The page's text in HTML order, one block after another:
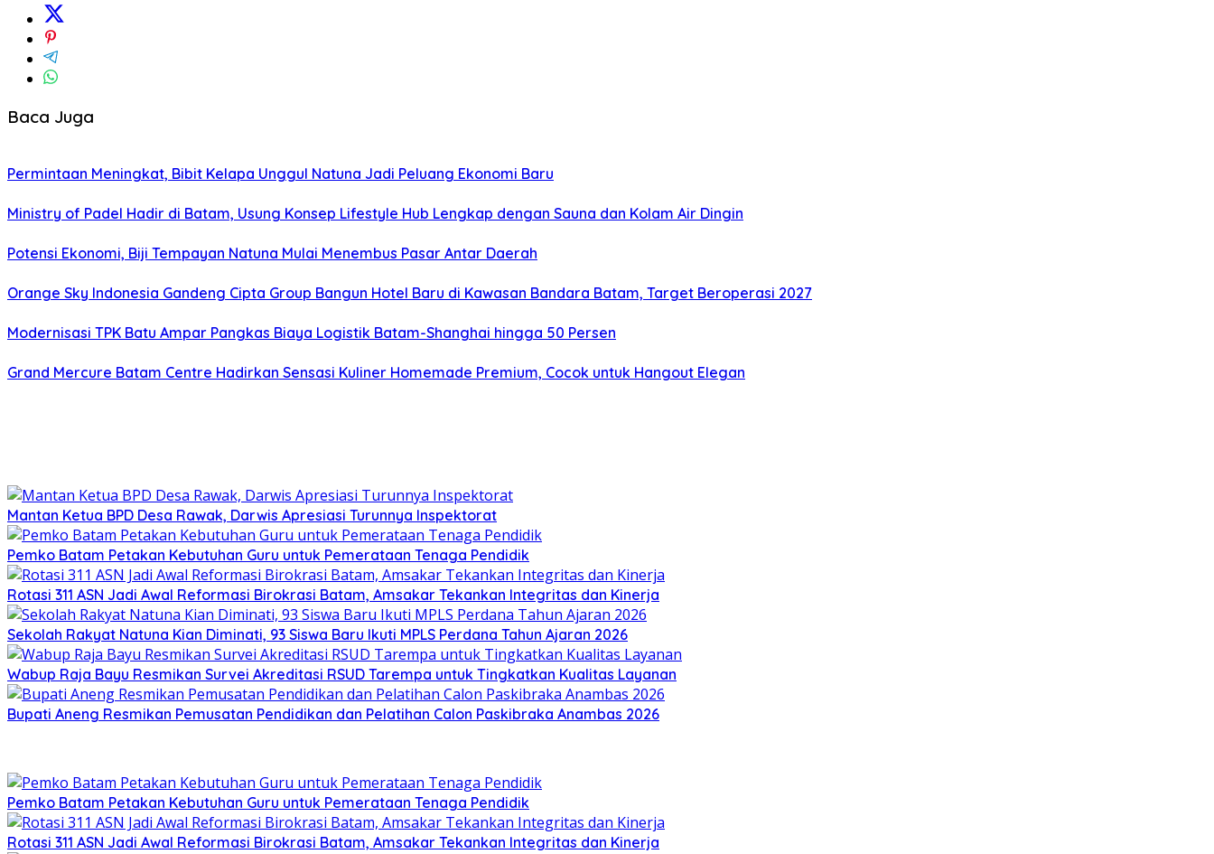
Baca Juga
Permintaan Meningkat, Bibit Kelapa Unggul Natuna Jadi Peluang Ekonomi Baru
Ministry of Padel Hadir di Batam, Usung Konsep Lifestyle Hub Lengkap dengan Sauna dan Kolam Air Dingin
Potensi Ekonomi, Biji Tempayan Natuna Mulai Menembus Pasar Antar Daerah
Orange Sky Indonesia Gandeng Cipta Group Bangun Hotel Baru di Kawasan Bandara Batam, Target Beroperasi 2027
Modernisasi TPK Batu Ampar Pangkas Biaya Logistik Batam-Shanghai hingga 50 Persen
Grand Mercure Batam Centre Hadirkan Sensasi Kuliner Homemade Premium, Cocok untuk Hangout Elegan
Mantan Ketua BPD Desa Rawak, Darwis Apresiasi Turunnya Inspektorat
Pemko Batam Petakan Kebutuhan Guru untuk Pemerataan Tenaga Pendidik
Rotasi 311 ASN Jadi Awal Reformasi Birokrasi Batam, Amsakar Tekankan Integritas dan Kinerja
Sekolah Rakyat Natuna Kian Diminati, 93 Siswa Baru Ikuti MPLS Perdana Tahun Ajaran 2026
Wabup Raja Bayu Resmikan Survei Akreditasi RSUD Tarempa untuk Tingkatkan Kualitas Layanan
Bupati Aneng Resmikan Pemusatan Pendidikan dan Pelatihan Calon Paskibraka Anambas 2026
Pemko Batam Petakan Kebutuhan Guru untuk Pemerataan Tenaga Pendidik
Rotasi 311 ASN Jadi Awal Reformasi Birokrasi Batam, Amsakar Tekankan Integritas dan Kinerja